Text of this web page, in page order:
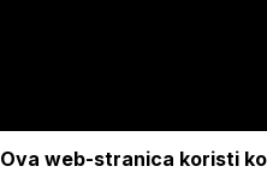
Ova web-stranica koristi